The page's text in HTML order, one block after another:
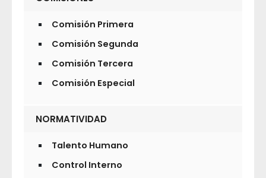
Comisión Primera
Comisión Segunda
Comisión Tercera
Comisión Especial
NORMATIVIDAD
Talento Humano
Control Interno